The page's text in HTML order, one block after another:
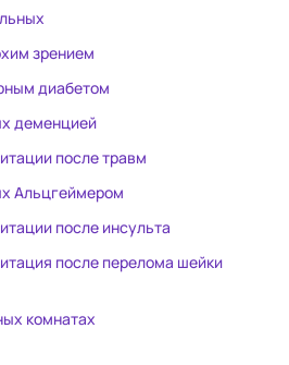
зрением
диабетом
деменцией
после травм
Альцгеймером
после инсульта
после перелома шейки
комнатах